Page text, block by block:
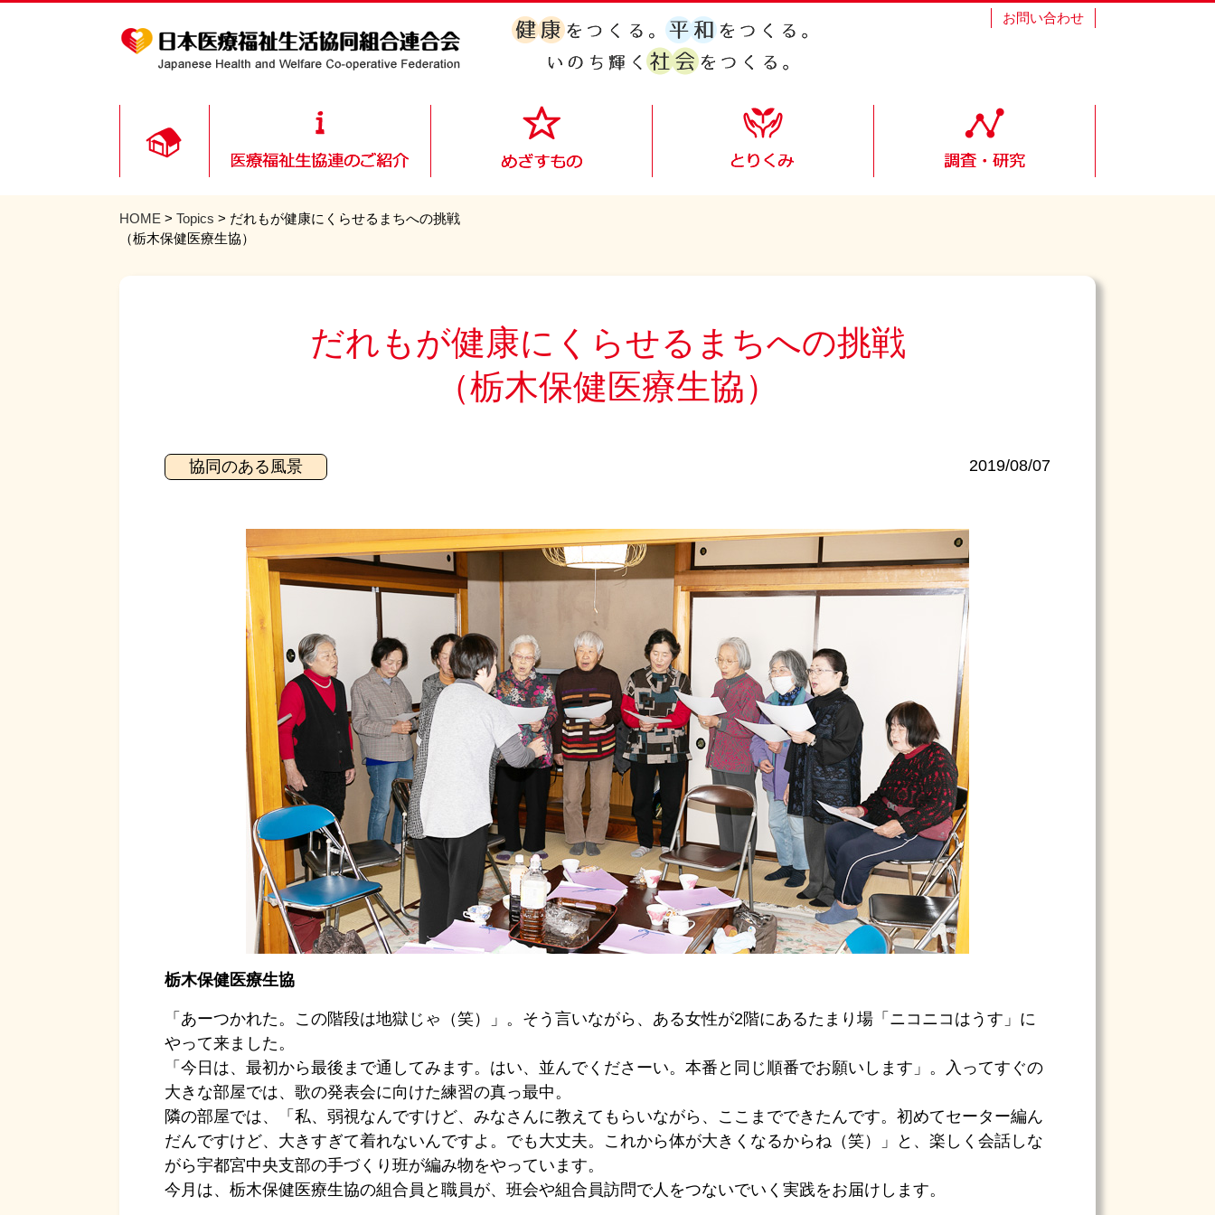
お問い合わせ
HOME > Topics > だれもが健康にくらせるまちへの挑戦
（栃木保健医療生協）
だれもが健康にくらせるまちへの挑戦
（栃木保健医療生協）
2019/08/07
協同のある風景
栃木保健医療生協
「あーつかれた。この階段は地獄じゃ（笑）」。そう言いながら、ある女性が2階にあるたまり場「ニコニコはうす」に
やって来ました。
「今日は、最初から最後まで通してみます。はい、並んでくださーい。本番と同じ順番でお願いします」。入ってすぐの
大きな部屋では、歌の発表会に向けた練習の真っ最中。
隣の部屋では、「私、弱視なんですけど、みなさんに教えてもらいながら、ここまでできたんです。初めてセーター編ん
だんですけど、大きすぎて着れないんですよ。でも大丈夫。これから体が大きくなるからね（笑）」と、楽しく会話しな
がら宇都宮中央支部の手づくり班が編み物をやっています。
今月は、栃木保健医療生協の組合員と職員が、班会や組合員訪問で人をつないでいく実践をお届けします。